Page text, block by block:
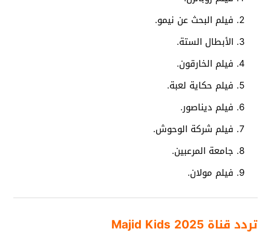
فيلم البحث عن نيمو.
الأبطال الستة.
فيلم الخارقون.
فيلم حكاية لعبة.
فيلم ديناصور.
فيلم شركة الوحوش.
جامعة المرعبين.
فيلم مولان.
تردد قناة Majid Kids 2025